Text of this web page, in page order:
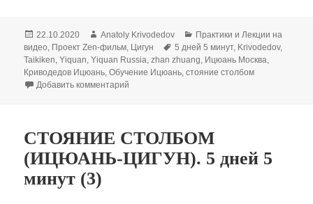
Опубликовано
22.10.2020 Автор
Anatoly Krivodedov Рубрики
Практики и Лекции на
видео, Проект Zen-фильм, Цигун Метки
5 дней 5 минут, Krivodedov,
Taikiken,Yiquan,Yiquan Russia,zhan zhuang, Ицюань Москва,
Криводедов Ицюань,Обучение Ицюань,стояние столбом
Добавить комментарий
СТОЯНИЕ СТОЛБОМ
(ИЦЮАНЬ-ЦИГУН). 5 дней 5
минут (3)